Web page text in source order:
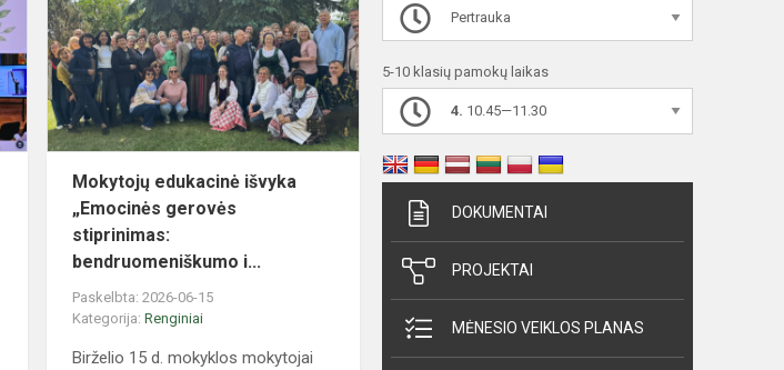
mokinių
sėkmę
išvyka
„Emocinės
gerovės
stiprinimas:
Mokytojų edukacinė išvyka
„Emocinės gerovės
stiprinimas:
bendruomeniškumo i...
Paskelbta: 2026-06-15
Kategorija:Renginiai
Birželio 15 d. mokyklos mokytojai
Pertrauka
5-10 klasių pamokų laikas
4. 10.45—11.30
DOKUMENTAI
PROJEKTAI
MĖNESIO VEIKLOS PLANAS